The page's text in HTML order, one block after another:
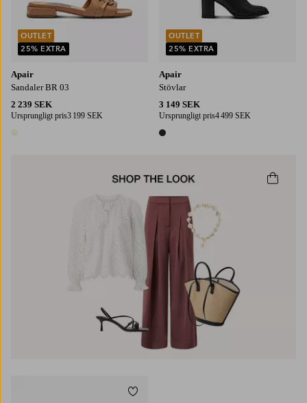
Apair
Sandaler BR 03
2 239 SEK
Ursprungligt pris3 199 SEK
1 färg
OUTLET
25% EXTRA
Apair
Stövlar
3 149 SEK
Ursprungligt pris4 499 SEK
1 färg
OUTLET
25% EXTRA
Lägg till i favoriter